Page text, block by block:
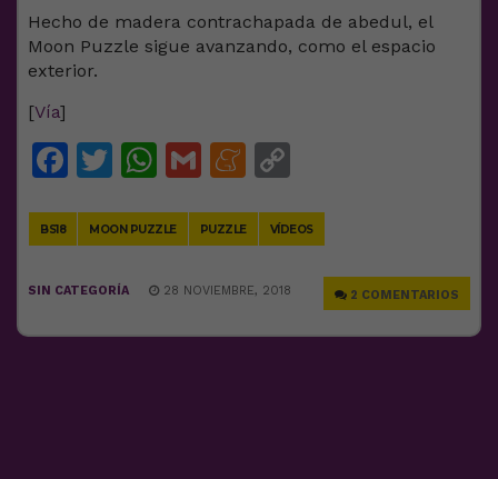
Hecho de madera contrachapada de abedul, el
Moon Puzzle sigue avanzando, como el espacio
exterior.
[Vía]
Facebook
Twitter
WhatsApp
GmailMeneame
BS18 MOON PUZZLE PUZZLE VÍDEOS
2 COMENTARIOS
SIN CATEGORÍA 28 NOVIEMBRE, 2018